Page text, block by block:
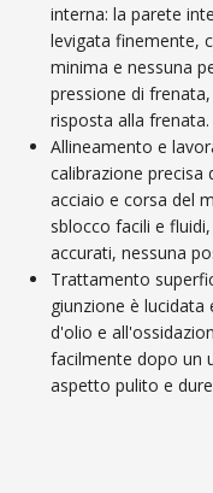
interna: la parete
levigata finemente,
minima e nessuna
pressione di
risposta alla frenata.
Allineamento e
calibrazione precisa
acciaio e corsa del
sblocco facili e
accurati, nessuna
Trattamento
giunzione è lucidata
d'olio e
facilmente dopo un
aspetto pulito e